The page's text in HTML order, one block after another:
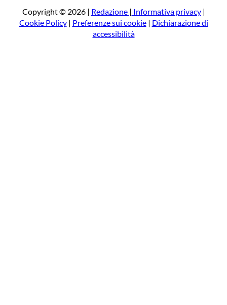
a
Copyright © 2026 | Redazione | Informativa privacy|
Cookie Policy| Preferenze sui cookie| Dichiarazione di
accessibilità